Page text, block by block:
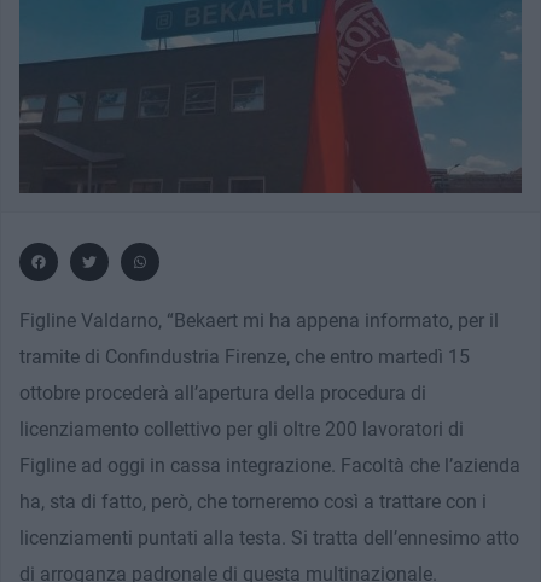
Figline Valdarno, “Bekaert mi ha appena informato, per il
tramite di Confindustria Firenze, che entro martedì 15
ottobre procederà all’apertura della procedura di
licenziamento collettivo per gli oltre 200 lavoratori di
Figline ad oggi in cassa integrazione. Facoltà che l’azienda
ha, sta di fatto, però, che torneremo così a trattare con i
licenziamenti puntati alla testa. Si tratta dell’ennesimo atto
di arroganza padronale di questa multinazionale.